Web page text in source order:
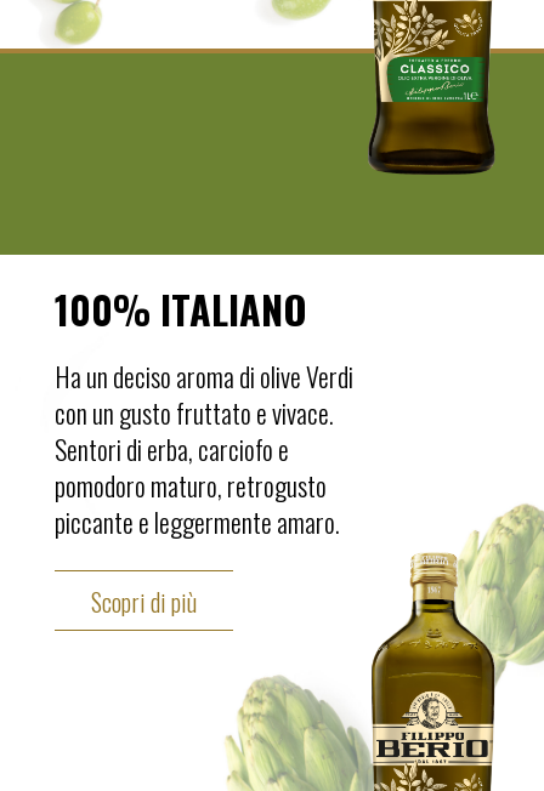
100% ITALIANO
Ha un deciso aroma di olive Verdi
con un gusto fruttato e vivace.
Sentori di erba, carciofo e
pomodoro maturo, retrogusto
piccante e leggermente amaro.
Scopri di più